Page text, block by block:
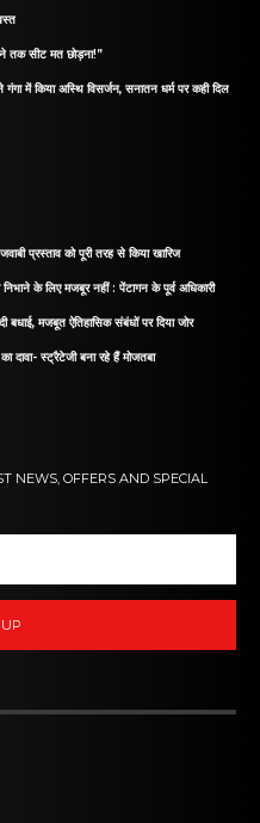
तक सीट मत छोड़ना!”
में किया अस्थि विसर्जन, सनातन धर्म पर कही दिल
प्रस्ताव को पूरी तरह से किया खारिज
के लिए मजबूर नहीं : पेंटागन के पूर्व अधिकारी
बधाई, मजबूत ऐतिहासिक संबंधों पर दिया जोर
दावा- स्ट्रैटेजी बना रहे हैं मोजतबा
NEWS, OFFERS AND SPECIAL